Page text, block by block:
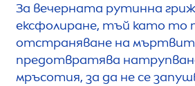
За вечерната рутинна
ексфолиране, тъй като то
отстраняване на
предотвратява
мръсотия, за да не се